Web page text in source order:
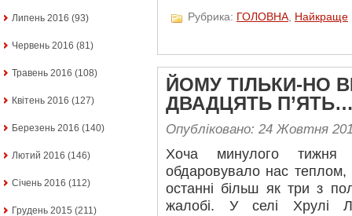
Липень 2016 (93)
Червень 2016 (81)
Травень 2016 (108)
Квітень 2016 (127)
Березень 2016 (140)
Лютий 2016 (146)
Січень 2016 (112)
Грудень 2015 (211)
Рубрика: ГОЛОВНА, Найкраще
ЙОМУ ТІЛЬКИ-НО
ДВАДЦЯТЬ
Опубліковано: 24 Жовтня
Хоча минулого
обдаровувало нас теплом,
останні більш як три з
жалобі. У селі Хрулі